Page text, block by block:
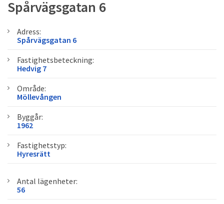
Spårvägsgatan 6
Adress:
Spårvägsgatan 6
Fastighetsbeteckning:
Hedvig 7
Område:
Möllevången
Byggår:
1962
Fastighetstyp:
Hyresrätt
Antal lägenheter:
56